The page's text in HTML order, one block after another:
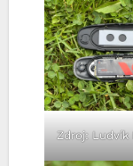
Zdroj: Ludvík